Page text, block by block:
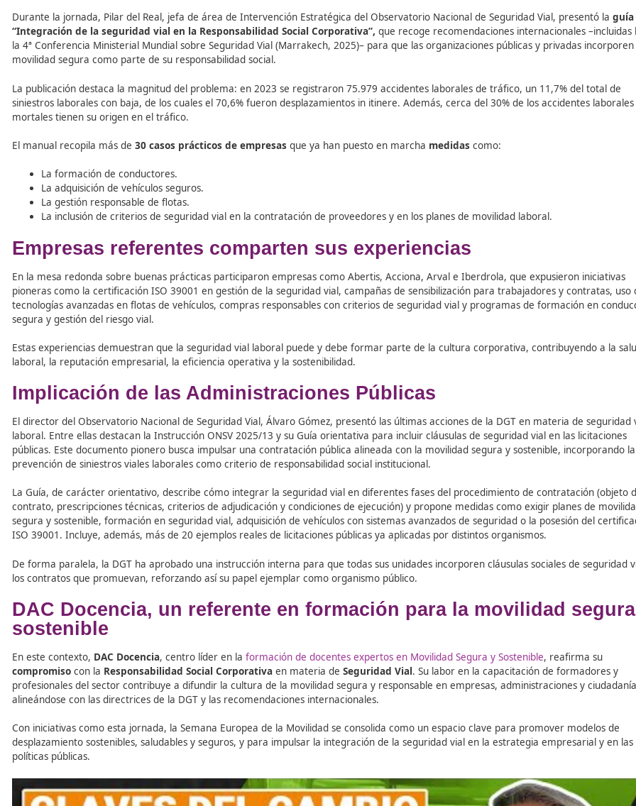
comunicación, con el objetivo de reforzar la implicación del sector empresarial en la reducción de los siniestros
El director general de Tráfico, Pere Navarro, y la directora general de Economía Social y Responsabilidad Social de
de España, Aicha Belassir, inauguraron la sesión destacando la necesidad de que la seguridad vial ocupe un lugar
sostenible de las organizaciones.
“Integrar la seguridad vial en la estrategia empresarial no es solo una buena
cuidar a las personas trabajadoras, reducir riesgos y reforzar la responsabilidad social de las empresas”,señaló Navarro.
Una guía práctica para las empresas
Durante la jornada, Pilar del Real, jefa de área de Intervención Estratégica del Observatorio Nacional de Seguridad
“Integración de la seguridad vial en la Responsabilidad Social Corporativa
la 4ª Conferencia Ministerial Mundial sobre Seguridad Vial (Marrakech, 2025)– para que las organizaciones públicas
movilidad segura como parte de su responsabilidad social.
La publicación destaca la magnitud del problema: en 2023 se registraron 75.979 accidentes laborales de tráfico, un
siniestros laborales con baja, de los cuales el 70,6% fueron desplazamientos in itinere. Además, cerca del 30% de los
mortales tienen su origen en el tráfico.
El manual recopila más de
La formación de conductores.
La adquisición de vehículos seguros.
La gestión responsable de flotas.
La inclusión de criterios de seguridad vial en la contratación de proveedores y en los planes de movilidad
Empresas referentes comparten sus experiencias
En la mesa redonda sobre buenas prácticas participaron empresas como Abertis, Acciona, Arval e Iberdrola, que
pioneras como la certificación ISO 39001 en gestión de la seguridad vial, campañas de sensibilización para
tecnologías avanzadas en flotas de vehículos, compras responsables con criterios de seguridad vial y programas de
segura y gestión del riesgo vial.
Estas experiencias demuestran que la seguridad vial laboral puede y debe formar parte de la cultura corporativa,
laboral, la reputación empresarial, la eficiencia operativa y la sostenibilidad.
Implicación de las Administraciones Públicas
laboral. Entre ellas destacan la Instrucción ONSV 2025/13 y su Guía orientativa para incluir cláusulas de seguridad
públicas. Este documento pionero busca impulsar una contratación pública alineada con la movilidad segura y
prevención de siniestros viales laborales como criterio de responsabilidad social institucional.
La Guía, de carácter orientativo, describe cómo integrar la seguridad vial en diferentes fases del procedimiento de
contrato, prescripciones técnicas, criterios de adjudicación y condiciones de ejecución) y propone medidas como
segura y sostenible, formación en seguridad vial, adquisición de vehículos con sistemas avanzados de seguridad o la
ISO 39001. Incluye, además, más de 20 ejemplos reales de licitaciones públicas ya aplicadas por distintos